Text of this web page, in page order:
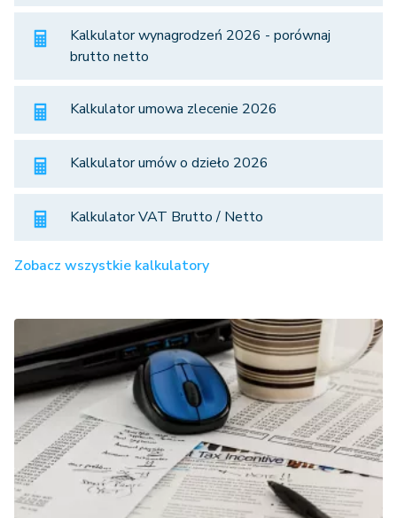
Kalkulator wynagrodzeń 2026 - porównaj
brutto netto
Kalkulator umowa zlecenie 2026
Kalkulator umów o dzieło 2026
Kalkulator VAT Brutto / Netto
Zobacz wszystkie kalkulatory